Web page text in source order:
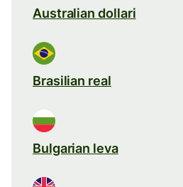
Australian dollari
Brasilian real
Bulgarian leva